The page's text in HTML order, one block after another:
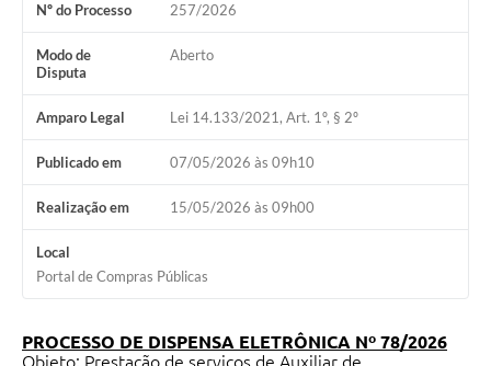
Nº do Processo 257/2026
Modo de
Disputa
Aberto
Amparo Legal Lei 14.133/2021, Art. 1º, § 2º
Publicado em 07/05/2026 às 09h10
Realização em 15/05/2026 às 09h00
Local
Portal de Compras Públicas
PROCESSO DE DISPENSA ELETRÔNICA Nº 78/2026
Objeto: Prestação de serviços de Auxiliar de